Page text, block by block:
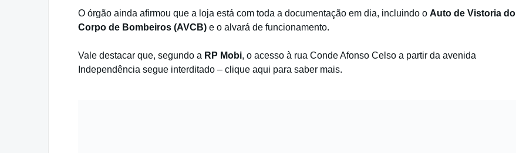
O órgão ainda afirmou que a loja está com toda a documentação em dia, incluindo o Auto de Vistoria do
Corpo de Bombeiros (AVCB) e o alvará de funcionamento.
Vale destacar que, segundo a RP Mobi, o acesso à rua Conde Afonso Celso a partir da avenida
Independência segue interditado – clique aqui para saber mais.